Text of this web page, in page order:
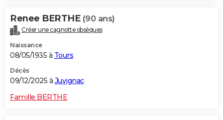
Renee BERTHE (90 ans)
Créer une cagnotte obsèques
Naissance
08/05/1935 à Tours
Décès
09/12/2025 à Juvignac
Famille BERTHE